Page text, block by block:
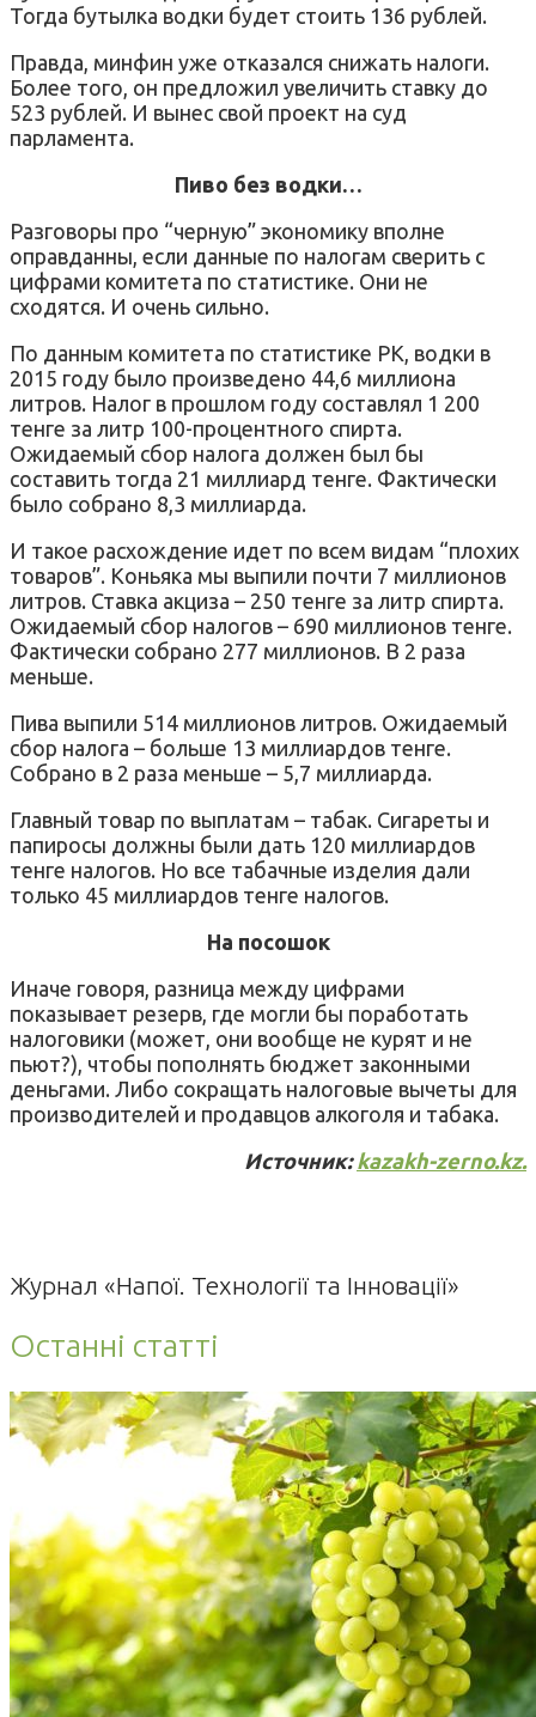
Тогда бутылка водки будет стоить 136 рублей.
Правда, минфин уже отказался снижать налоги.
Более того, он предложил увеличить ставку до
523 рублей. И вынес свой проект на суд
парламента.
Пиво без водки…
Разговоры про “черную” экономику вполне
оправданны, если данные по налогам сверить с
цифрами комитета по статистике. Они не
сходятся. И очень сильно.
По данным комитета по статистике РК, водки в
2015 году было произведено 44,6 миллиона
литров. Налог в прошлом году составлял 1 200
тенге за литр 100-процентного спирта.
Ожидаемый сбор налога должен был бы
составить тогда 21 миллиард тенге. Фактически
было собрано 8,3 миллиарда.
И такое расхождение идет по всем видам “плохих
товаров”. Коньяка мы выпили почти 7 миллионов
литров. Ставка акциза – 250 тенге за литр спирта.
Ожидаемый сбор налогов – 690 миллионов тенге.
Фактически собрано 277 миллионов. В 2 раза
меньше.
Пива выпили 514 миллионов литров. Ожидаемый
сбор налога – больше 13 миллиардов тенге.
Собрано в 2 раза меньше – 5,7 миллиарда.
Главный товар по выплатам – табак. Сигареты и
папиросы должны были дать 120 миллиардов
тенге налогов. Но все табачные изделия дали
только 45 миллиардов тенге налогов.
На посошок
Иначе говоря, разница между цифрами
показывает резерв, где могли бы поработать
налоговики (может, они вообще не курят и не
пьют?), чтобы пополнять бюджет законными
деньгами. Либо сокращать налоговые вычеты для
производителей и продавцов алкоголя и табака.
Источник: kazakh-zerno.kz.
Журнал «Напої. Технології та Інновації»
Останні статті